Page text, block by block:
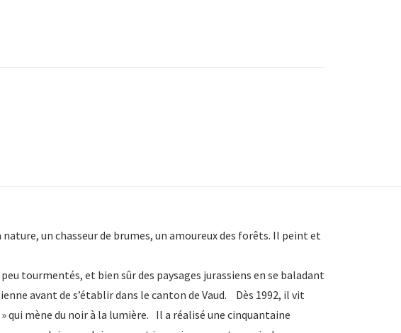
nature, un chasseur de brumes, un amoureux des forêts. Il peint et
tourmentés, et bien sûr des paysages jurassiens en se baladant
avant de s’établir dans le canton de Vaud. Dès 1992, il vit
mène du noir à la lumière. Il a réalisé une cinquantaine